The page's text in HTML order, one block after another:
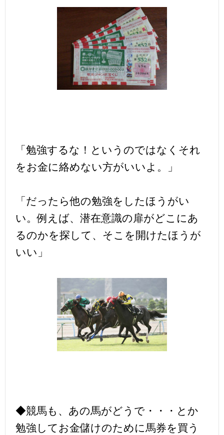
「勉強するな！というのではなくそれ
をお金に絡めない方がいいよ。」
「だったら他の勉強をしたほうがい
い。例えば、潜在意識の扉がどこにあ
るのかを探して、そこを開けたほうが
いい」
◆競馬も、あの馬がどうで・・・とか
勉強してお金儲けのために馬券を買う